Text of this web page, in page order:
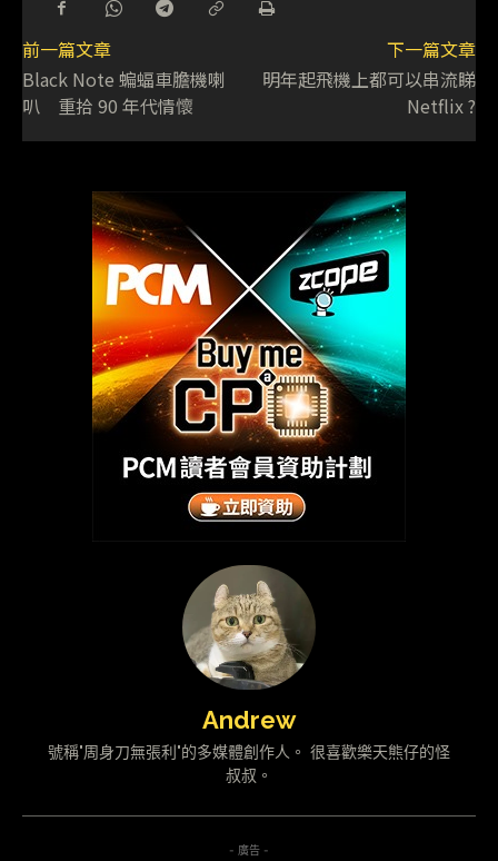
前一篇文章
Black Note 蝙蝠車膽機喇
叭 重拾 90 年代情懷
下一篇文章
明年起飛機上都可以串流睇
Netflix ?
Andrew
號稱"周身刀無張利"的多媒體創作人。 很喜歡樂天熊仔的怪
叔叔。
- 廣告 -